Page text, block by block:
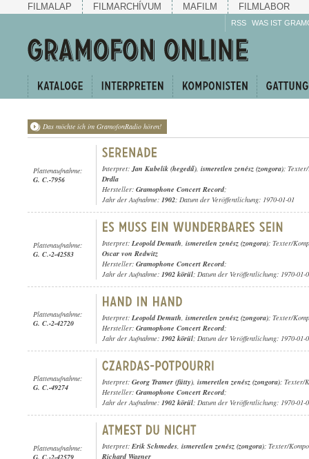
FILMALAP FILMARCHÍVUM MAFILM FILMLABOR
RSS WAS IST
Das möchte ich im GramofonRadio hören!
Plattenaufnahme:
G. C.-7956
Interpret:Jan Kubelik (hegedű), ismeretlen zenész (zongora);
Drdla
Hersteller: Gramophone Concert Record;
Jahr der Aufnahme: 1902; Datum der Veröffentlichung: 1970-01-01
Plattenaufnahme:
G. C.-2-42583
Interpret: Leopold Demuth, ismeretlen zenész (zongora); Texter/
Oscar von Redwitz
Hersteller: Gramophone Concert Record;
Jahr der Aufnahme: 1902 körül; Datum der Veröffentlichung: 1970-01-
Plattenaufnahme:
G. C.-2-42720
Interpret: Leopold Demuth, ismeretlen zenész (zongora); Texter/
Hersteller: Gramophone Concert Record;
Jahr der Aufnahme: 1902 körül; Datum der Veröffentlichung: 1970-01-
Plattenaufnahme:
G. C.-49274
Interpret: Georg Tramer (fütty), ismeretlen zenész (zongora); Texter/
Hersteller: Gramophone Concert Record;
Jahr der Aufnahme: 1902 körül; Datum der Veröffentlichung: 1970-01-
Plattenaufnahme:
G. C.-2-42579
Interpret: Erik Schmedes, ismeretlen zenész (zongora); Texter/
Richard Wagner